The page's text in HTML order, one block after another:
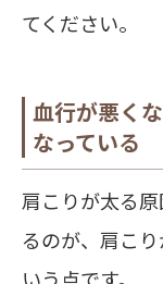
てください。
血行が悪く
なっている
肩こりが太る
るのが、肩こ